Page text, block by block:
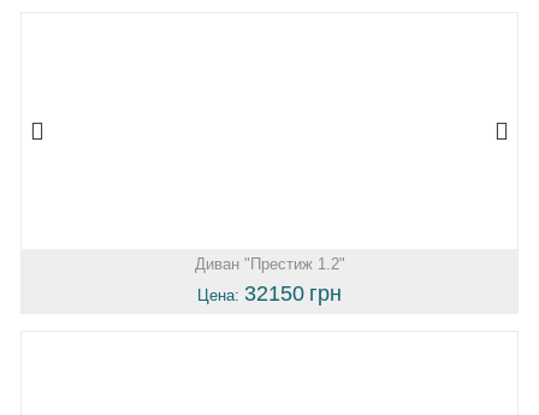
Диван "Престиж 1.2"
Цена: 32150 грн